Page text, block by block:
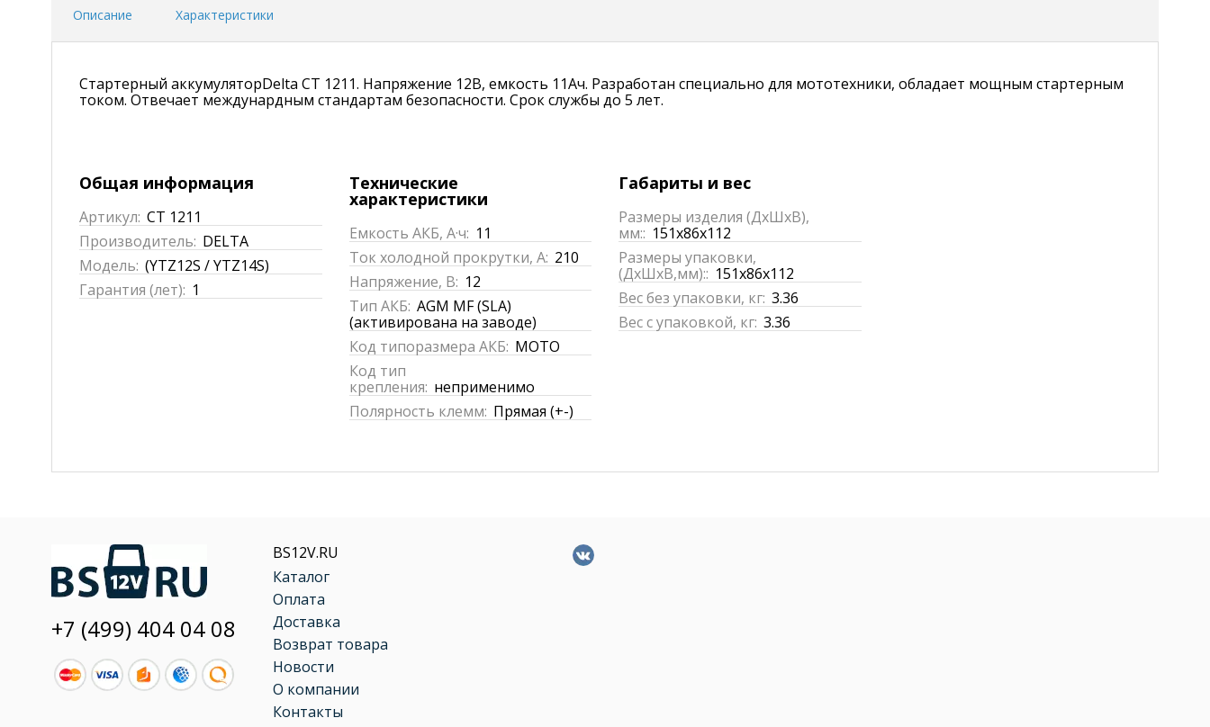
Описание Характеристики
Стартерный аккумуляторDelta CT 1211. Напряжение 12В, емкость 11Ач. Разработан специально для мототехники, обладает мощным стартерным
током. Отвечает междунардным стандартам безопасности. Срок службы до 5 лет.
Общая информация
Артикул: CT 1211
Производитель: DELTA
Модель: (YTZ12S / YTZ14S)
Гарантия (лет): 1
Технические
характеристики
Емкость АКБ, А·ч: 11
Ток холодной прокрутки, А: 210
Напряжение, В: 12
Тип АКБ: AGM MF (SLA)
(активирована на заводе)
Код типоразмера АКБ: MOTO
Код тип
крепления: неприменимо
Полярность клемм: Прямая (+-)
Габариты и вес
Размеры изделия (ДхШхВ),
мм:: 151x86x112
Размеры упаковки,
(ДхШхВ,мм):: 151x86x112
Вес без упаковки, кг: 3.36
Вес с упаковкой, кг: 3.36
+7 (499) 404 04 08
BS12V.RU
Каталог
Оплата
Доставка
Возврат товара
Новости
О компании
Контакты